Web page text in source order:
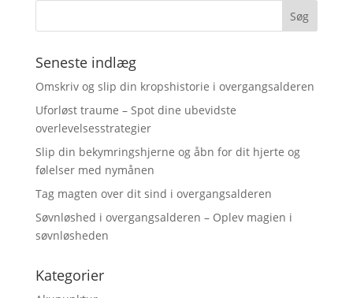
Seneste indlæg
Omskriv og slip din kropshistorie i overgangsalderen
Uforløst traume – Spot dine ubevidste
overlevelsesstrategier
Slip din bekymringshjerne og åbn for dit hjerte og
følelser med nymånen
Tag magten over dit sind i overgangsalderen
Søvnløshed i overgangsalderen – Oplev magien i
søvnløsheden
Kategorier